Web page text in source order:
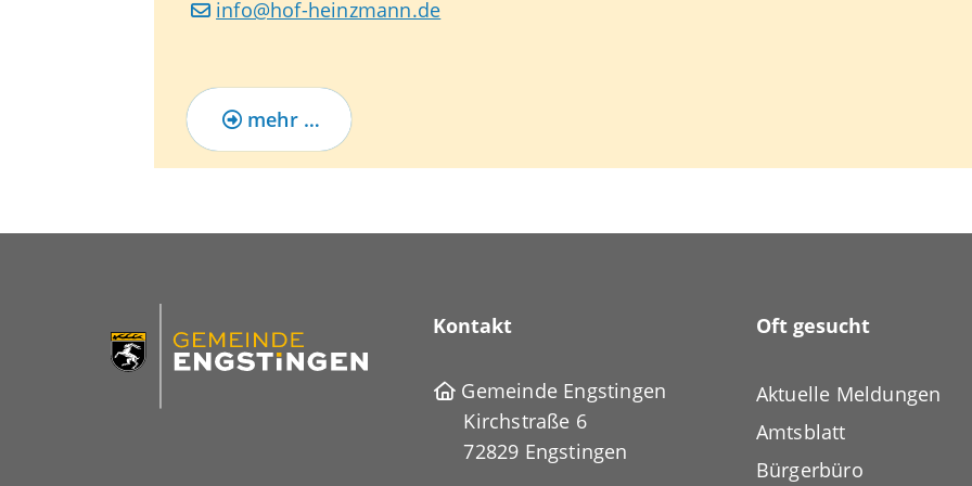
info@hof-heinzmann.de
mehr …
Kontakt
Gemeinde Engstingen
Kirchstraße 6
72829 Engstingen
Oft gesucht
Aktuelle Meldungen
Amtsblatt
Bürgerbüro